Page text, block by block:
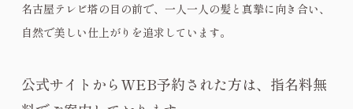
名古屋テレビ塔の目の前で、一人一人の髪と真摯に向き合い、
自然で美しい仕上がりを追求しています。
公式サイトからWEB予約された方は、指名料無